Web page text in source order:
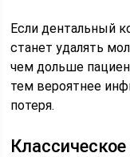
Если дентальный
станет удалять
чем дольше
тем вероятнее
потеря.
Классическое